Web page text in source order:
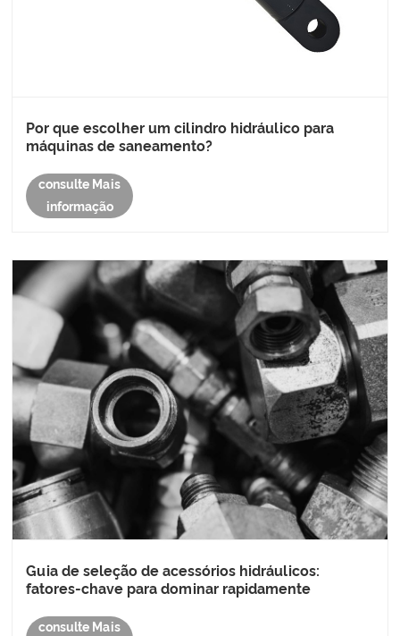
Por que escolher um cilindro hidráulico para
máquinas de saneamento?
consulte Mais
informação
Guia de seleção de acessórios hidráulicos:
fatores-chave para dominar rapidamente
consulte Mais